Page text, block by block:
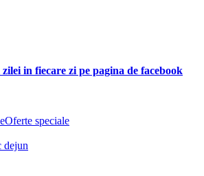
in fiecare zi pe pagina de facebook
Oferte speciale
dejun